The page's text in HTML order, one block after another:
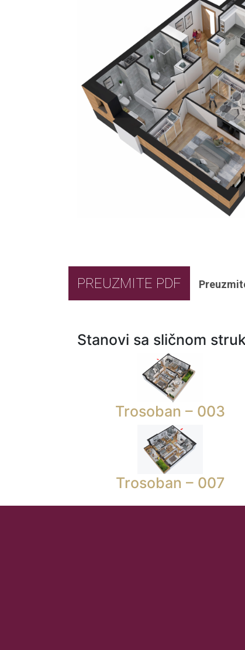
PREUZMITE PDF
Stanovi sa sličnom
Trosoban – 003
Trosoban – 007